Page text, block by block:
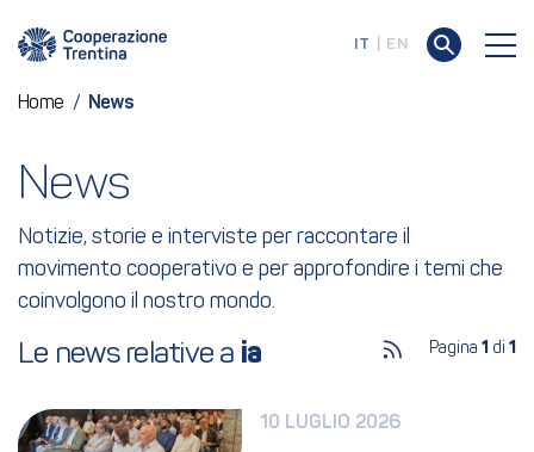
IT EN
Home / News
News
Notizie, storie e interviste per raccontare il
movimento cooperativo e per approfondire i temi che
coinvolgono il nostro mondo.
Le news relative a ia Pagina 1 di 1
10 LUGLIO 2026